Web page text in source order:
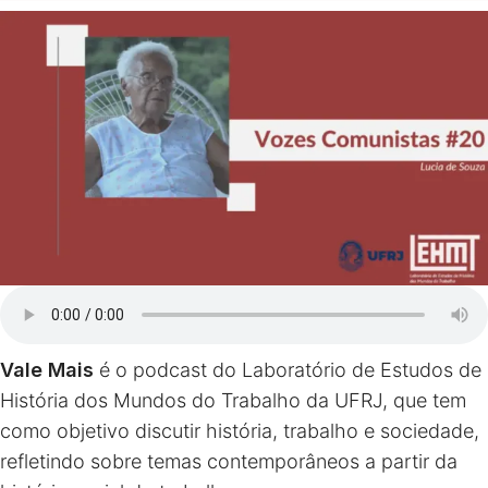
Vale Mais é o podcast do Laboratório de Estudos de
História dos Mundos do Trabalho da UFRJ, que tem
como objetivo discutir história, trabalho e sociedade,
refletindo sobre temas contemporâneos a partir da